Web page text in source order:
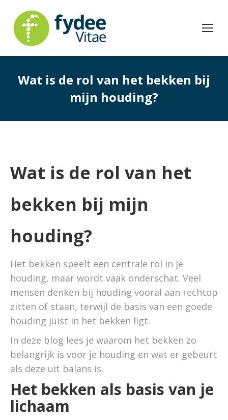
Wat is de rol van het bekken bij
mijn houding?
Wat is de rol van het
bekken bij mijn
houding?
Het bekken speelt een centrale rol in je
houding, maar wordt vaak onderschat. Veel
mensen denken bij houding vooral aan rechtop
zitten of staan, terwijl de basis van een goede
houding juist in het bekken ligt.
In deze blog lees je waarom het bekken zo
belangrijk is voor je houding en wat er gebeurt
als deze uit balans is.
Het bekken als basis van je
lichaam